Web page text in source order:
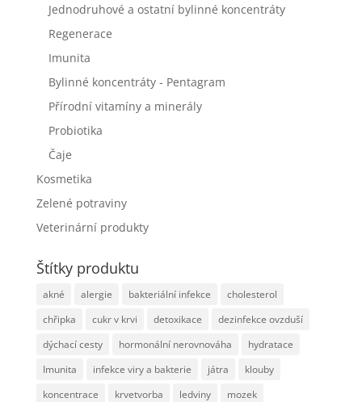
Jednodruhové a ostatní bylinné koncentráty
Regenerace
Imunita
Bylinné koncentráty - Pentagram
Přírodní vitamíny a minerály
Probiotika
Čaje
Kosmetika
Zelené potraviny
Veterinární produkty
Štítky produktu
akné alergie bakteriální infekce
cholesterol
chřipka
cukr v krvi detoxikace
dezinfekce ovzduší
dýchací cesty
hormonální nerovnováha
hydratace
Imunita
infekce viry a bakterie játra
klouby
koncentrace
krvetvorba ledviny
mozek